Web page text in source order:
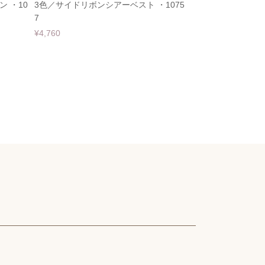
・10
3色／サイドリボンシアーベスト ・1075
7
¥4,760